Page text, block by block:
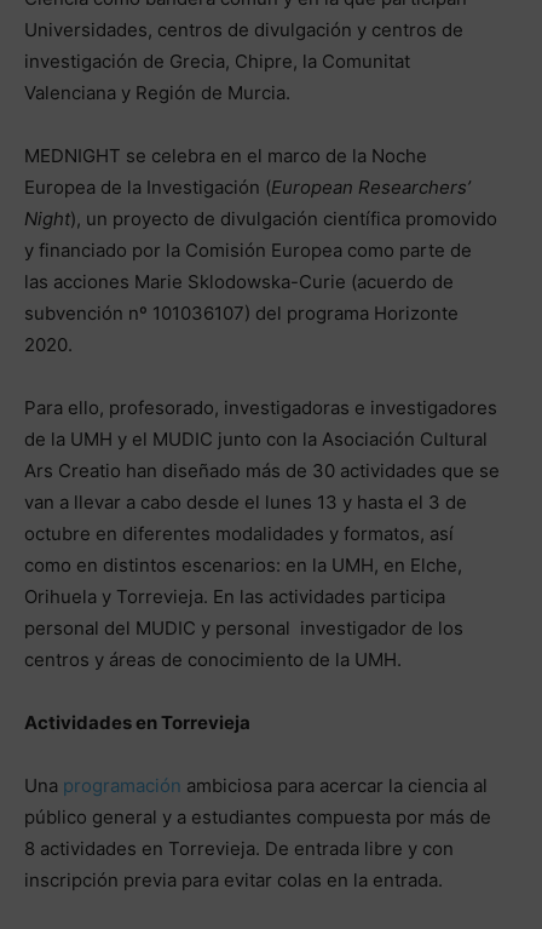
Universidades, centros de divulgación y centros de
investigación de Grecia, Chipre, la Comunitat
Valenciana y Región de Murcia.
MEDNIGHT se celebra en el marco de la Noche
Europea de la Investigación (European Researchers’
Night), un proyecto de divulgación científica promovido
y financiado por la Comisión Europea como parte de
las acciones Marie Sklodowska-Curie (acuerdo de
subvención nº 101036107) del programa Horizonte
2020.
Para ello, profesorado, investigadoras e investigadores
de la UMH y el MUDIC junto con la Asociación Cultural
Ars Creatio han diseñado más de 30 actividades que se
van a llevar a cabo desde el lunes 13 y hasta el 3 de
octubre en diferentes modalidades y formatos, así
como en distintos escenarios: en la UMH, en Elche,
Orihuela y Torrevieja. En las actividades participa
personal del MUDIC y personal investigador de los
centros y áreas de conocimiento de la UMH.
Actividades en Torrevieja
Una programación ambiciosa para acercar la ciencia al
público general y a estudiantes compuesta por más de
8 actividades en Torrevieja. De entrada libre y con
inscripción previa para evitar colas en la entrada.